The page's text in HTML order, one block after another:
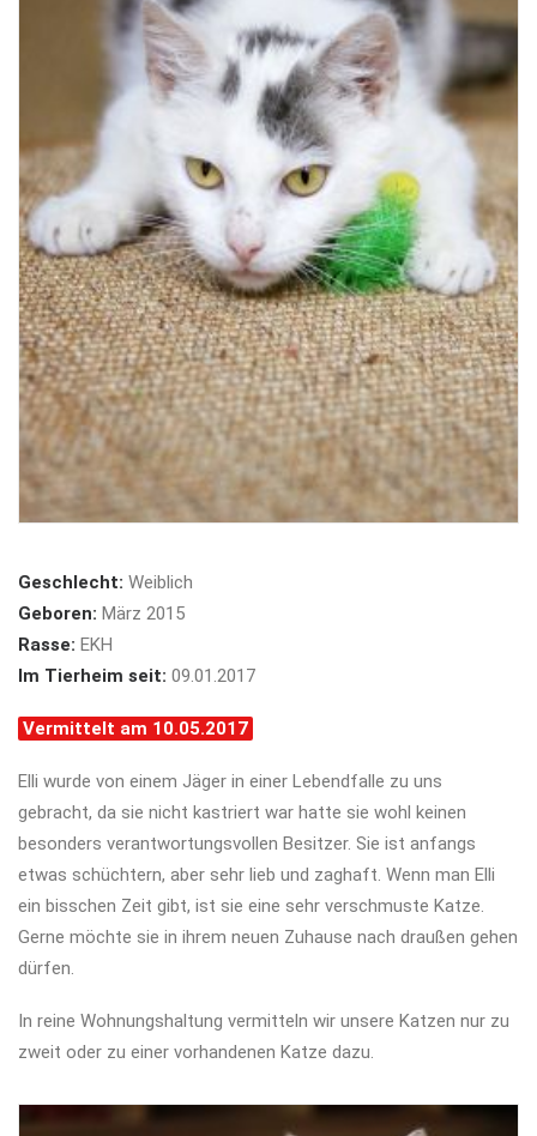
Geschlecht: Weiblich
Geboren: März 2015
Rasse: EKH
Im Tierheim seit: 09.01.2017
Vermittelt am 10.05.2017
Elli wurde von einem Jäger in einer Lebendfalle zu uns
gebracht, da sie nicht kastriert war hatte sie wohl keinen
besonders verantwortungsvollen Besitzer. Sie ist anfangs
etwas schüchtern, aber sehr lieb und zaghaft. Wenn man Elli
ein bisschen Zeit gibt, ist sie eine sehr verschmuste Katze.
Gerne möchte sie in ihrem neuen Zuhause nach draußen gehen
dürfen.
In reine Wohnungshaltung vermitteln wir unsere Katzen nur zu
zweit oder zu einer vorhandenen Katze dazu.